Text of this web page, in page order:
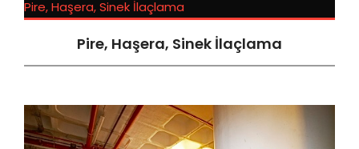
Pire, Haşera, Sinek İlaçlama
Pire, Haşera, Sinek İlaçlama